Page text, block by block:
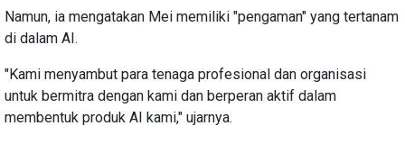
Namun, ia mengatakan Mei memiliki "pengaman" yang tertanam
di dalam AI.
"Kami menyambut para tenaga profesional dan organisasi
untuk bermitra dengan kami dan berperan aktif dalam
membentuk produk AI kami," ujarnya.